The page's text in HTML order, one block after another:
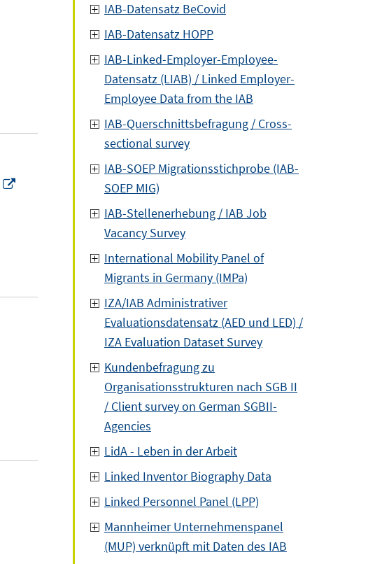
IAB-Datensatz BeCovid
IAB-Datensatz HOPP
IAB-Linked-Employer-Employee-
Datensatz (LIAB) / Linked Employer-
Employee Data from the IAB
IAB-Querschnittsbefragung / Cross-
sectional survey
IAB-SOEP Migrationsstichprobe (IAB-
SOEP MIG)
IAB-Stellenerhebung / IAB Job
Vacancy Survey
International Mobility Panel of
Migrants in Germany (IMPa)
IZA/IAB Administrativer
Evaluationsdatensatz (AED und LED) /
IZA Evaluation Dataset Survey
Kundenbefragung zu
Organisationsstrukturen nach SGB II
/ Client survey on German SGBII-
Agencies
LidA - Leben in der Arbeit
Linked Inventor Biography Data
Linked Personnel Panel (LPP)
Mannheimer Unternehmenspanel
(MUP) verknüpft mit Daten des IAB